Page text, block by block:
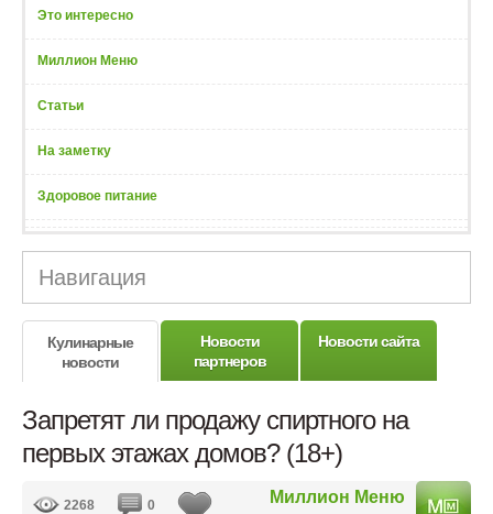
Это интересно
Миллион Меню
Статьи
На заметку
Здоровое питание
Навигация
Кулинарные
новости
Новости
партнеров
Новости сайта
Запретят ли продажу спиртного на
первых этажах домов? (18+)
Миллион Меню
2268 0